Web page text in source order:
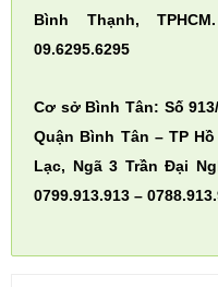
Bình Thạnh,
09.6295.6295
Cơ sở Bình Tân: Số
Quận Bình Tân – TP
Lạc, Ngã 3 Trần Đại
0799.913.913 –